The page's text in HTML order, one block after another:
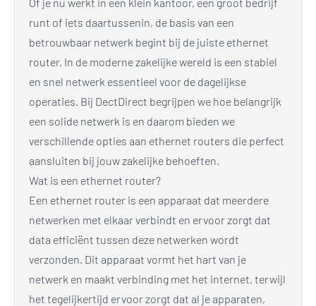
runt of iets daartussenin, de basis van een
betrouwbaar netwerk begint bij de juiste ethernet
router. In de moderne zakelijke wereld is een stabiel
en snel netwerk essentieel voor de dagelijkse
operaties. Bij DectDirect begrijpen we hoe belangrijk
een solide netwerk is en daarom bieden we
verschillende opties aan ethernet routers die perfect
aansluiten bij jouw zakelijke behoeften.
Wat is een ethernet router?
Een ethernet router is een apparaat dat meerdere
netwerken met elkaar verbindt en ervoor zorgt dat
data efficiënt tussen deze netwerken wordt
verzonden. Dit apparaat vormt het hart van je
netwerk en maakt verbinding met het internet, terwijl
het tegelijkertijd ervoor zorgt dat al je apparaten,